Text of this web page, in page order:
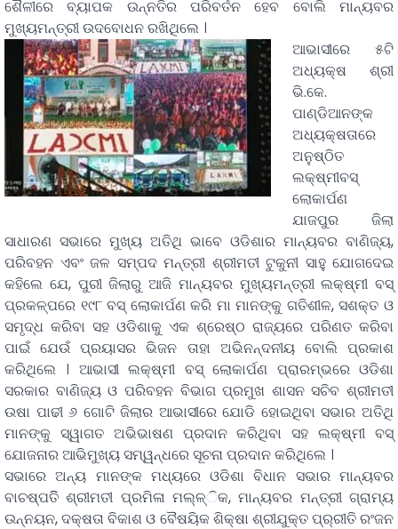
ଶୈଳୀରେ ବ୍ୟାପକ ଉନ୍ନତିର ପରିବର୍ତନ ହେବ ବୋଲି ମାନ୍ୟବର
ମୁଖ୍ୟମନ୍ତ୍ରୀ ଉଦବୋଧନ ରଖିଥିଲେ ।
ଆଭାସୀରେ ୫ଟି
ଅଧ୍ୟକ୍ଷ ଶ୍ରୀ
ଭି.କେ.
ପାଣ୍ଡିଆନଙ୍କ
ଅଧ୍ୟକ୍ଷତାରେ
ଅନୁଷ୍ଠିତ
ଲକ୍ଷ୍ମୀବସ୍
ଲୋକାର୍ପଣ
ଯାଜପୁର ଜିଲା
ସାଧାରଣ ସଭାରେ ମୁଖ୍ୟ ଅତିଥି ଭାବେ ଓଡିଶାର ମାନ୍ୟବର ବାଣିଜ୍ୟ,
ପରିବହନ ଏବଂ ଜଳ ସମ୍ପଦ ମନ୍ତ୍ରୀ ଶ୍ରୀମତୀ ଟୁକୁନୀ ସାହୁ ଯୋଗଦେଇ
କହିଲେ ଯେ, ପୁରୀ ଜିଲାରୁ ଆଜି ମାନ୍ୟବର ମୁଖ୍ୟମନ୍ତ୍ରୀ ଲକ୍ଷ୍ମୀ ବସ୍
ପ୍ରକଳ୍ପରେ ୧୯୮ ବସ୍ ଲୋକାର୍ପଣ କରି ମା ମାନଙ୍କୁ ଗତିଶୀଳ, ସଶକ୍ତ ଓ
ସମୃଦ୍ଧ କରିବା ସହ ଓଡିଶାକୁ ଏକ ଶ୍ରେଷ୍ଠ ରାଜ୍ୟରେ ପରିଣତ କରିବା
ପାଇଁ ଯେଉଁ ପ୍ରୟାସର ଭିଜନ ତାହା ଅଭିନନ୍ଦନୀୟ ବୋଲି ପ୍ରକାଶ
କରିଥିଲେ । ଆଭାସୀ ଲକ୍ଷ୍ମୀ ବସ୍ ଲୋକାର୍ପଣ ପ୍ରାରମ୍ଭରେ ଓଡିଶା
ସରକାର ବାଣିଜ୍ୟ ଓ ପରିବହନ ବିଭାଗ ପ୍ରମୁଖ ଶାସନ ସଚିବ ଶ୍ରୀମତୀ
ଉଷା ପାଢୀ ୬ ଗୋଟି ଜିଲାର ଆଭାସୀରେ ଯୋଡି ହୋଇଥିବା ସଭାର ଅତିଥି
ମାନଙ୍କୁ ସ୍ୱାଗତ ଅଭିଭାଷଣ ପ୍ରଦାନ କରିଥିବା ସହ ଲକ୍ଷ୍ମୀ ବସ୍
ଯୋଜନାର ଆଭିମୁଖ୍ୟ ସମ୍ୱନ୍ଧରେ ସୂଚନା ପ୍ରଦାନ କରିଥିଲେ ।
ସଭାରେ ଅନ୍ୟ ମାନଙ୍କ ମଧ୍ୟରେ ଓଡିଶା ବିଧାନ ସଭାର ମାନ୍ୟବର
ବାଚଷ୍ପତିି ଶ୍ରୀମତୀ ପ୍ରମିଳା ମଲ୍ଳ୍ିକ, ମାନ୍ୟବର ମନ୍ତ୍ରୀ ଗ୍ରାମ୍ୟ
ଉନ୍ନୟନ, ଦକ୍ଷତା ବିକାଶ ଓ ବୈଷୟିକ ଶିକ୍ଷା ଶ୍ରୀଯୁକ୍ତ ପ୍ର୍ରୀତି ରଂଜନ